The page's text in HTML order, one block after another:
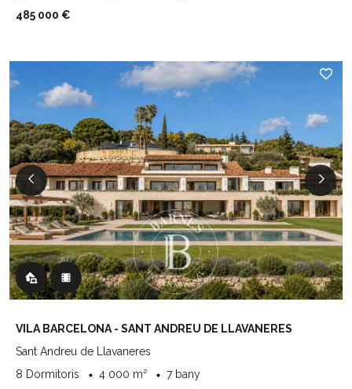
485 000 €
VILA BARCELONA - SANT ANDREU DE LLAVANERES
Sant Andreu de Llavaneres
8 Dormitoris
4 000 m²
7 bany